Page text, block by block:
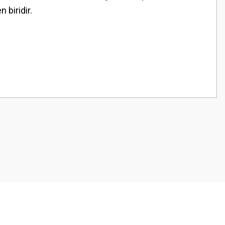
biridir.